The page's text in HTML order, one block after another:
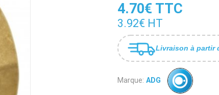
4.70€ TTC
3.92€ HT
Livraison à partir
Marque: ADG